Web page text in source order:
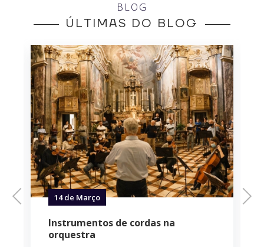
BLOG
ÚLTIMAS DO BLOG
Previous 14 de Março
Instrumentos de cordas na
orquestra
Next